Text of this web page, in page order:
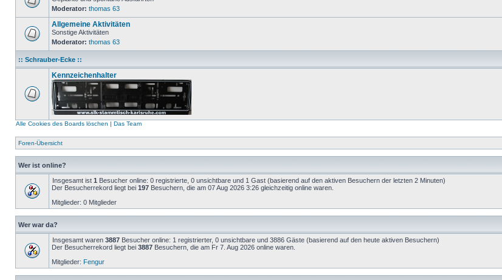
Moderator: thomas 63
Allgemeine Aktivitäten
Sonstige Aktivitäten
Moderator: thomas 63
:: Schrauber-Ecke ::
Kennzeichenhalter
Alle Cookies des Boards löschen | Das Team
Foren-Übersicht
Wer ist online?
Insgesamt ist 1 Besucher online: 0 registrierte, 0 unsichtbare und 1 Gast (basierend auf den aktiven Besuchern der letzten 2 Minuten)
Der Besucherrekord liegt bei 197 Besuchern, die am 07 Aug 2026 3:26 gleichzeitig online waren.
Mitglieder: 0 Mitglieder
Wer war da?
Insgesamt waren 3887 Besucher online: 1 registrierter, 0 unsichtbare und 3886 Gäste (basierend auf den heute aktiven Besuchern)
Der Besucherrekord liegt bei 3887 Besuchern, die am Fr 7. Aug 2026 online waren.
Mitglieder: Fengur